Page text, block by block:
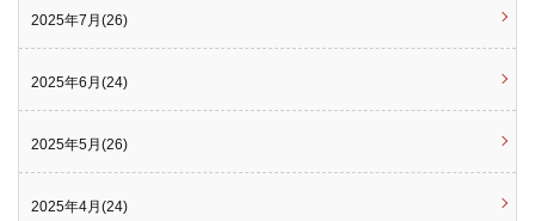
2025年7月(26)
2025年6月(24)
2025年5月(26)
2025年4月(24)